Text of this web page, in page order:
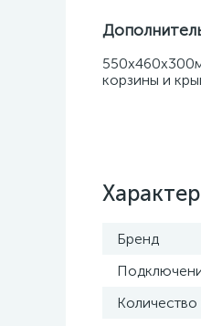
корзины и
Бренд
Количество